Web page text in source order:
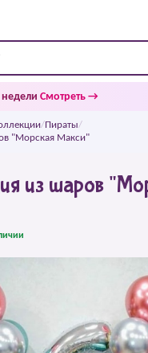
Смотреть →
/Пираты/
"Морская Макси"
из шаров